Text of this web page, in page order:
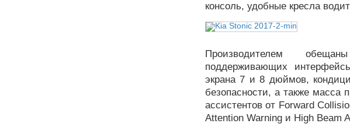
консоль, удобные кресла
Производителем
поддерживающих
экрана 7 и 8 дюймов,
безопасности, а также масса
ассистентов от Forward
Attention Warning и High Beam